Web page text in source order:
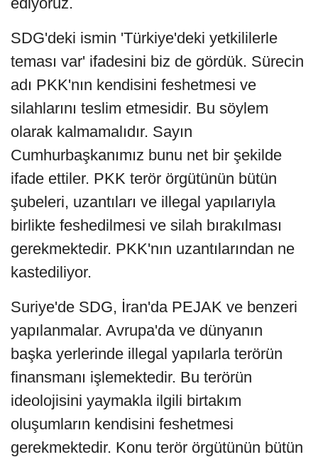
SDG'deki ismin 'Türkiye'deki yetkililerle
teması var' ifadesini biz de gördük. Sürecin
adı PKK'nın kendisini feshetmesi ve
silahlarını teslim etmesidir. Bu söylem
olarak kalmamalıdır. Sayın
Cumhurbaşkanımız bunu net bir şekilde
ifade ettiler. PKK terör örgütünün bütün
şubeleri, uzantıları ve illegal yapılarıyla
birlikte feshedilmesi ve silah bırakılması
gerekmektedir. PKK'nın uzantılarından ne
kastediliyor.
Suriye'de SDG, İran'da PEJAK ve benzeri
yapılanmalar. Avrupa'da ve dünyanın
başka yerlerinde illegal yapılarla terörün
finansmanı işlemektedir. Bu terörün
ideolojisini yaymakla ilgili birtakım
oluşumların kendisini feshetmesi
gerekmektedir. Konu terör örgütünün bütün